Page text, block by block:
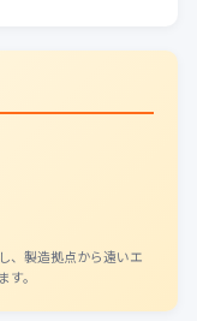
、製造拠点から遠いエ
。